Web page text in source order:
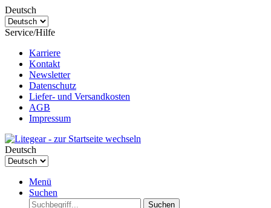
Deutsch
Service/Hilfe
Karriere
Kontakt
Newsletter
Datenschutz
Liefer- und Versandkosten
AGB
Impressum
Deutsch
Menü
Suchen
Suchen